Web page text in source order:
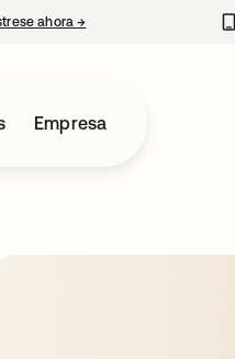
ahora→ se abre en una
Empresa